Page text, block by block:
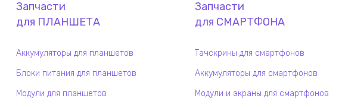
Запчасти
для ПЛАНШЕТА
Аккумуляторы для планшетов
Блоки питания для планшетов
Модули для планшетов
Запчасти
для СМАРТФОНА
Тачскрины для смартфонов
Аккумуляторы для смартфонов
Модули и экраны для смартфонов